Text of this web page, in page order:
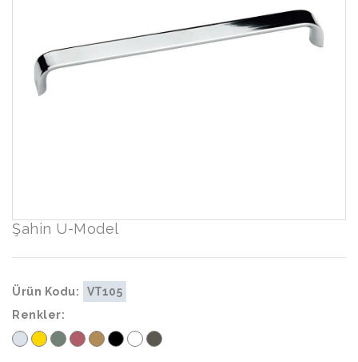
Şahin U-Model
Ürün Kodu:
VT105
Renkler: